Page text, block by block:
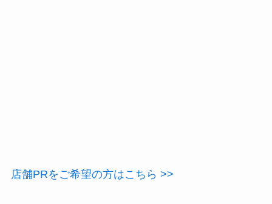
店舗PRをご希望の方はこちら >>